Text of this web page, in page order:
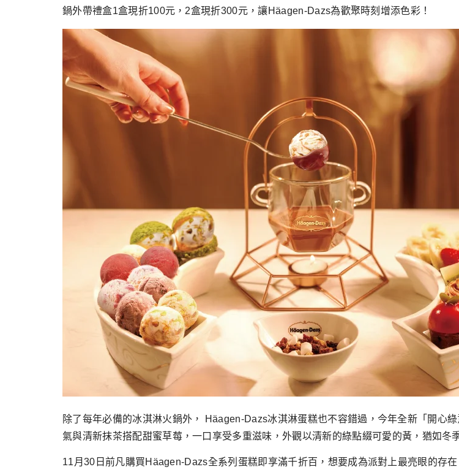
鍋外帶禮盒1盒現折100元，2盒現折300元，讓Häagen-Dazs為歡聚時刻增添色彩！
除了每年必備的冰淇淋火鍋外， Häagen-Dazs冰淇淋蛋糕也不容錯過，今年全新「開心
氣與清新抹茶搭配甜蜜草莓，一口享受多重滋味，外觀以清新的綠點綴可愛的黃，猶如冬
11月30日前凡購買Häagen-Dazs全系列蛋糕即享滿千折百，想要成為派對上最亮眼的存